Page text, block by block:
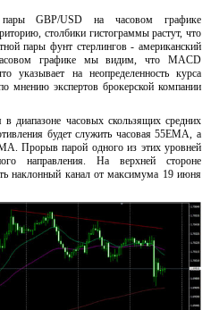
GBP/USD на часовом графике
столбики гистограммы растут, что
пары фунт стерлингов - американский
графике мы видим, что MACD
указывает на неопределенность курса
мнению экспертов брокерской компании
диапазоне часовых скользящих средних
будет служить часовая 55ЕМА, а
Прорыв парой одного из этих уровней
направления. На верхней стороне
наклонный канал от максимума 19 июня